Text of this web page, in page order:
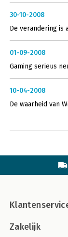
30-10-2008
De verandering is
01-09-2008
Gaming serieus
10-04-2008
De waarheid van
Zakelijk